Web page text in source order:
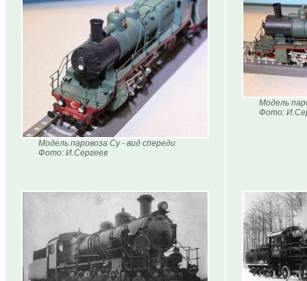
Модель паровоза Су - вид спереди
Фото: И.Сергеев
Модель
Фото: